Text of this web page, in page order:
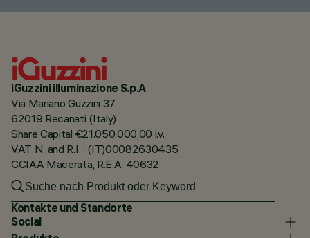
iGuzzini illuminazione S.p.A
Via Mariano Guzzini 37
62019 Recanati (Italy)
Share Capital €21.050.000,00 i.v.
VAT N. and R.I. : (IT)00082630435
CCIAA Macerata, R.E.A. 40632
Kontakte und Standorte
Social